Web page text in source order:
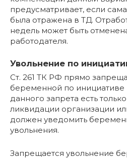
предусматривает, если
была отражена в ТД.
недель может быть
работодателя.
Увольнение по
Ст. 261 ТК РФ прямо
беременной по инициативе
данного запрета есть
ликвидации организации
должен уведомить
увольнения.
Запрещается увольнение